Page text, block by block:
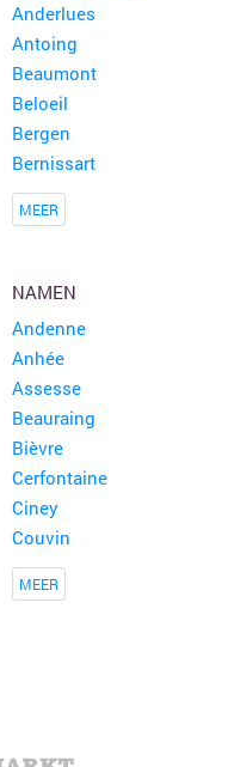
Anderlues
Antoing
Beaumont
Beloeil
Bergen
Bernissart
MEER
NAMEN
Andenne
Anhée
Assesse
Beauraing
Bièvre
Cerfontaine
Ciney
Couvin
MEER